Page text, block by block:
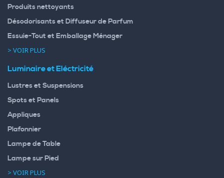
Produits nettoyants
Désodorisants et Diffuseur de Parfum
Essuie-Tout et Emballage Ménager
> VOIR PLUS
Luminaire et Eléctricité
Lustres et Suspensions
Spots et Panels
Appliques
Plafonnier
Lampe de Table
Lampe sur Pied
> VOIR PLUS